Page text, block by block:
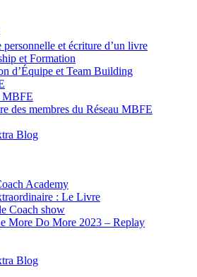
personnelle et écriture d’un livre
et Formation
d’Équipe et Team Building
MBFE
des membres du Réseau MBFE
Blog
Academy
: Le Livre
Coach show
More Do More 2023 – Replay
Blog